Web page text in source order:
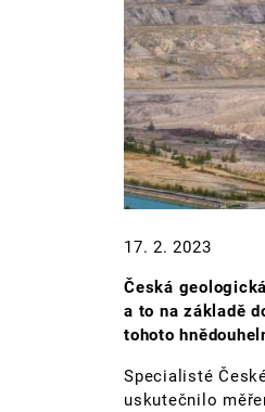
17. 2. 2023
Česká
a to na základě
tohoto
Specialisté
uskutečnilo